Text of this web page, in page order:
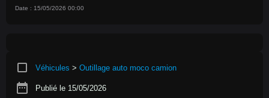
Date : 15/05/2026 00:00
crop_square Véhicules > Outillage auto moco camion
date_range Publié le 15/05/2026